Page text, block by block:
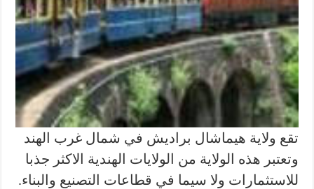
تقع ولاية هيماشال براديش في شمال غرب الهند
وتعتبر هذه الولاية من الولايات الهندية الاكثر جذبا
للاستثمارات ولا سيما في قطاعات التصنيع والبناء.